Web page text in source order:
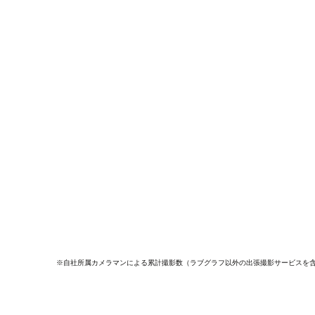
※自社所属カメラマンによる累計撮影数（ラブグラフ以外の出張撮影サービスを